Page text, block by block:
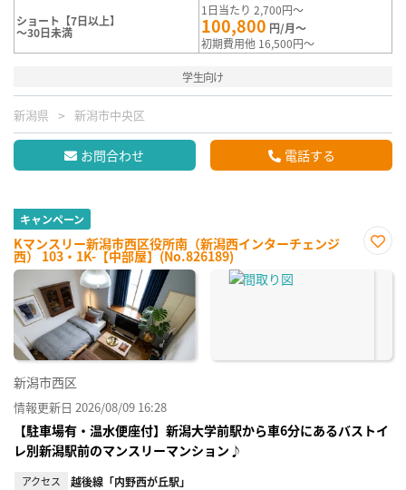
ショート【7日以上】
～30日未満
1日当たり 2,700円～
100,800 円/月～
初期費用他 16,500円～
学生向け
新潟県 新潟市中央区
お問合わせ 電話する
キャンペーン
Kマンスリー新潟市西区役所南（新潟西インターチェンジ
西） 103・1K-【中部屋】(No.826189)
に入
新潟市西区
情報更新日 2026/08/09 16:28
【駐車場有・温水便座付】新潟大学前駅から車6分にあるバストイ
レ別新潟駅前のマンスリーマンション♪
アクセス 越後線「内野西が丘駅」